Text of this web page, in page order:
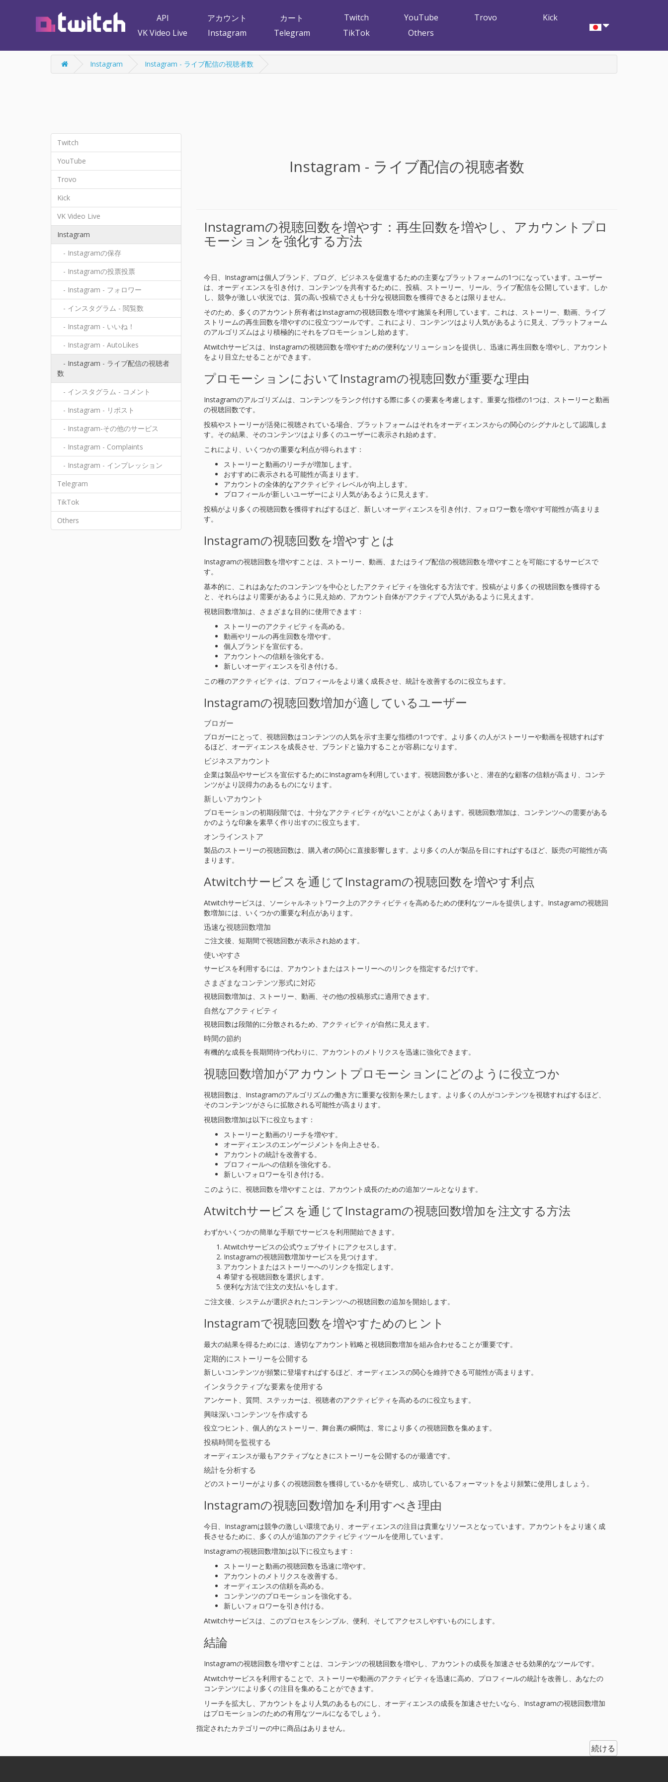
API アカウント カート Twitch YouTube Trovo
Kick
VK Video Live
Instagram Telegram TikTok Others
Instagram Instagram - ライブ配信の視聴者数
Twitch
YouTube
Trovo
Kick
VK Video Live
Instagram
- Instagramの保存
- Instagramの投票投票
- Instagram - フォロワー
- インスタグラム - 閲覧数
- Instagram - いいね！
- Instagram - AutoLikes
- Instagram - ライブ配信の視聴者
数
- インスタグラム - コメント
- Instagram - リポスト
- Instagram-その他のサービス
- Instagram - Complaints
- Instagram - インプレッション
Telegram
TikTok
Others
Instagram - ライブ配信の視聴者数
Instagramの視聴回数を増やす：再生回数を増やし、アカウントプロ
モーションを強化する方法
今日、Instagramは個人ブランド、ブログ、ビジネスを促進するための主要なプラットフォームの1つになっています。ユーザー
は、オーディエンスを引き付け、コンテンツを共有するために、投稿、ストーリー、リール、ライブ配信を公開しています。しか
し、競争が激しい状況では、質の高い投稿でさえも十分な視聴回数を獲得できるとは限りません。
そのため、多くのアカウント所有者はInstagramの視聴回数を増やす施策を利用しています。これは、ストーリー、動画、ライブ
ストリームの再生回数を増やすのに役立つツールです。これにより、コンテンツはより人気があるように見え、プラットフォーム
のアルゴリズムはより積極的にそれをプロモーションし始めます。
Atwitchサービスは、Instagramの視聴回数を増やすための便利なソリューションを提供し、迅速に再生回数を増やし、アカウント
をより目立たせることができます。
プロモーションにおいてInstagramの視聴回数が重要な理由
Instagramのアルゴリズムは、コンテンツをランク付けする際に多くの要素を考慮します。重要な指標の1つは、ストーリーと動画
の視聴回数です。
投稿やストーリーが活発に視聴されている場合、プラットフォームはそれをオーディエンスからの関心のシグナルとして認識しま
す。その結果、そのコンテンツはより多くのユーザーに表示され始めます。
これにより、いくつかの重要な利点が得られます：
ストーリーと動画のリーチが増加します。
おすすめに表示される可能性が高まります。
アカウントの全体的なアクティビティレベルが向上します。
プロフィールが新しいユーザーにより人気があるように見えます。
投稿がより多くの視聴回数を獲得すればするほど、新しいオーディエンスを引き付け、フォロワー数を増やす可能性が高まりま
す。
Instagramの視聴回数を増やすとは
Instagramの視聴回数を増やすことは、ストーリー、動画、またはライブ配信の視聴回数を増やすことを可能にするサービスで
す。
基本的に、これはあなたのコンテンツを中心としたアクティビティを強化する方法です。投稿がより多くの視聴回数を獲得する
と、それらはより需要があるように見え始め、アカウント自体がアクティブで人気があるように見えます。
視聴回数増加は、さまざまな目的に使用できます：
ストーリーのアクティビティを高める。
動画やリールの再生回数を増やす。
個人ブランドを宣伝する。
アカウントへの信頼を強化する。
新しいオーディエンスを引き付ける。
この種のアクティビティは、プロフィールをより速く成長させ、統計を改善するのに役立ちます。
Instagramの視聴回数増加が適しているユーザー
ブロガー
ブロガーにとって、視聴回数はコンテンツの人気を示す主要な指標の1つです。より多くの人がストーリーや動画を視聴すればす
るほど、オーディエンスを成長させ、ブランドと協力することが容易になります。
ビジネスアカウント
企業は製品やサービスを宣伝するためにInstagramを利用しています。視聴回数が多いと、潜在的な顧客の信頼が高まり、コンテ
ンツがより説得力のあるものになります。
新しいアカウント
プロモーションの初期段階では、十分なアクティビティがないことがよくあります。視聴回数増加は、コンテンツへの需要がある
かのような印象を素早く作り出すのに役立ちます。
オンラインストア
製品のストーリーの視聴回数は、購入者の関心に直接影響します。より多くの人が製品を目にすればするほど、販売の可能性が高
まります。
Atwitchサービスを通じてInstagramの視聴回数を増やす利点
Atwitchサービスは、ソーシャルネットワーク上のアクティビティを高めるための便利なツールを提供します。Instagramの視聴回
数増加には、いくつかの重要な利点があります。
迅速な視聴回数増加
ご注文後、短期間で視聴回数が表示され始めます。
使いやすさ
サービスを利用するには、アカウントまたはストーリーへのリンクを指定するだけです。
さまざまなコンテンツ形式に対応
視聴回数増加は、ストーリー、動画、その他の投稿形式に適用できます。
自然なアクティビティ
視聴回数は段階的に分散されるため、アクティビティが自然に見えます。
時間の節約
有機的な成長を長期間待つ代わりに、アカウントのメトリクスを迅速に強化できます。
視聴回数増加がアカウントプロモーションにどのように役立つか
視聴回数は、Instagramのアルゴリズムの働き方に重要な役割を果たします。より多くの人がコンテンツを視聴すればするほど、
そのコンテンツがさらに拡散される可能性が高まります。
視聴回数増加は以下に役立ちます：
ストーリーと動画のリーチを増やす。
オーディエンスのエンゲージメントを向上させる。
アカウントの統計を改善する。
プロフィールへの信頼を強化する。
新しいフォロワーを引き付ける。
このように、視聴回数を増やすことは、アカウント成長のための追加ツールとなります。
Atwitchサービスを通じてInstagramの視聴回数増加を注文する方法
わずかいくつかの簡単な手順でサービスを利用開始できます。
Atwitchサービスの公式ウェブサイトにアクセスします。
Instagramの視聴回数増加サービスを見つけます。
アカウントまたはストーリーへのリンクを指定します。
希望する視聴回数を選択します。
便利な方法で注文の支払いをします。
ご注文後、システムが選択されたコンテンツへの視聴回数の追加を開始します。
Instagramで視聴回数を増やすためのヒント
最大の結果を得るためには、適切なアカウント戦略と視聴回数増加を組み合わせることが重要です。
定期的にストーリーを公開する
新しいコンテンツが頻繁に登場すればするほど、オーディエンスの関心を維持できる可能性が高まります。
インタラクティブな要素を使用する
アンケート、質問、ステッカーは、視聴者のアクティビティを高めるのに役立ちます。
興味深いコンテンツを作成する
役立つヒント、個人的なストーリー、舞台裏の瞬間は、常により多くの視聴回数を集めます。
投稿時間を監視する
オーディエンスが最もアクティブなときにストーリーを公開するのが最適です。
統計を分析する
どのストーリーがより多くの視聴回数を獲得しているかを研究し、成功しているフォーマットをより頻繁に使用しましょう。
Instagramの視聴回数増加を利用すべき理由
今日、Instagramは競争の激しい環境であり、オーディエンスの注目は貴重なリソースとなっています。アカウントをより速く成
長させるために、多くの人が追加のアクティビティツールを使用しています。
Instagramの視聴回数増加は以下に役立ちます：
ストーリーと動画の視聴回数を迅速に増やす。
アカウントのメトリクスを改善する。
オーディエンスの信頼を高める。
コンテンツのプロモーションを強化する。
新しいフォロワーを引き付ける。
Atwitchサービスは、このプロセスをシンプル、便利、そしてアクセスしやすいものにします。
結論
Instagramの視聴回数を増やすことは、コンテンツの視聴回数を増やし、アカウントの成長を加速させる効果的なツールです。
Atwitchサービスを利用することで、ストーリーや動画のアクティビティを迅速に高め、プロフィールの統計を改善し、あなたの
コンテンツにより多くの注目を集めることができます。
リーチを拡大し、アカウントをより人気のあるものにし、オーディエンスの成長を加速させたいなら、Instagramの視聴回数増加
はプロモーションのための有用なツールになるでしょう。
指定されたカテゴリーの中に商品はありません。
続ける